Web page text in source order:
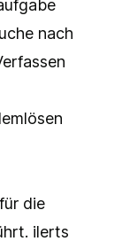
nach
die
ilerts